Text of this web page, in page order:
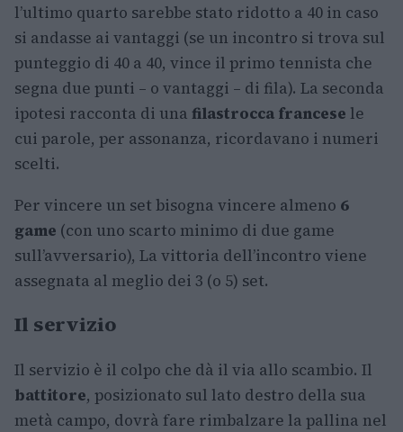
l’ultimo quarto sarebbe stato ridotto a 40 in caso
si andasse ai vantaggi (se un incontro si trova sul
punteggio di 40 a 40, vince il primo tennista che
segna due punti – o vantaggi – di fila). La seconda
ipotesi racconta di una filastrocca francese le
cui parole, per assonanza, ricordavano i numeri
scelti.
Per vincere un set bisogna vincere almeno 6
game (con uno scarto minimo di due game
sull’avversario), La vittoria dell’incontro viene
assegnata al meglio dei 3 (o 5) set.
Il servizio
Il servizio è il colpo che dà il via allo scambio. Il
battitore, posizionato sul lato destro della sua
metà campo, dovrà fare rimbalzare la pallina nel